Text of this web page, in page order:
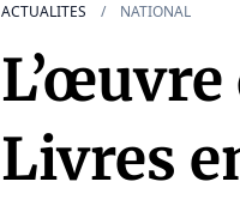
ACTUALITES NATIONAL
Livres